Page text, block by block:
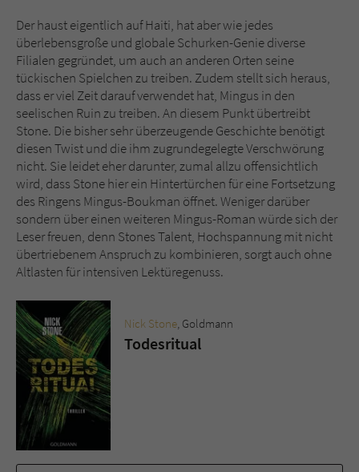
Der haust eigentlich auf Haiti, hat aber wie jedes
überlebensgroße und globale Schurken-Genie diverse
Filialen gegründet, um auch an anderen Orten seine
tückischen Spielchen zu treiben. Zudem stellt sich heraus,
dass er viel Zeit darauf verwendet hat, Mingus in den
seelischen Ruin zu treiben. An diesem Punkt übertreibt
Stone. Die bisher sehr überzeugende Geschichte benötigt
diesen Twist und die ihm zugrundegelegte Verschwörung
nicht. Sie leidet eher darunter, zumal allzu offensichtlich
wird, dass Stone hier ein Hintertürchen für eine Fortsetzung
des Ringens Mingus-Boukman öffnet. Weniger darüber
sondern über einen weiteren Mingus-Roman würde sich der
Leser freuen, denn Stones Talent, Hochspannung mit nicht
übertriebenem Anspruch zu kombinieren, sorgt auch ohne
Altlasten für intensiven Lektüregenuss.
Nick Stone, Goldmann
Todesritual